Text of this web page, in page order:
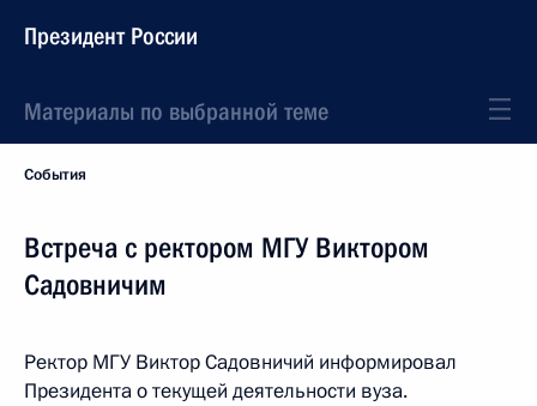
Президент России
Материалы по выбранной теме
События
Встреча с ректором МГУ Виктором
Садовничим
Ректор МГУ Виктор Садовничий информировал
Президента о текущей деятельности вуза.